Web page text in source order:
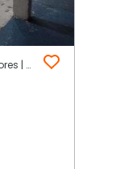
BARRANQUILLA | Industrial y Alrededores | Barranquilla